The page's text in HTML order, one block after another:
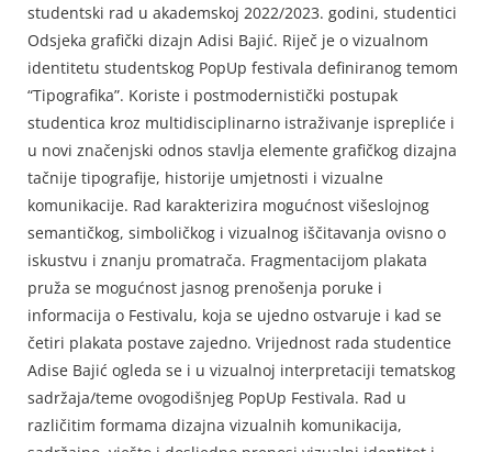
studentski rad u akademskoj 2022/2023. godini, studentici
Odsjeka grafički dizajn Adisi Bajić. Riječ je o vizualnom
identitetu studentskog PopUp festivala definiranog temom
“Tipografika”. Koriste i postmodernistički postupak
studentica kroz multidisciplinarno istraživanje isprepliće i
u novi značenjski odnos stavlja elemente grafičkog dizajna
tačnije tipografije, historije umjetnosti i vizualne
komunikacije. Rad karakterizira mogućnost višeslojnog
semantičkog, simboličkog i vizualnog iščitavanja ovisno o
iskustvu i znanju promatrača. Fragmentacijom plakata
pruža se mogućnost jasnog prenošenja poruke i
informacija o Festivalu, koja se ujedno ostvaruje i kad se
četiri plakata postave zajedno. Vrijednost rada studentice
Adise Bajić ogleda se i u vizualnoj interpretaciji tematskog
sadržaja/teme ovogodišnjeg PopUp Festivala. Rad u
različitim formama dizajna vizualnih komunikacija,